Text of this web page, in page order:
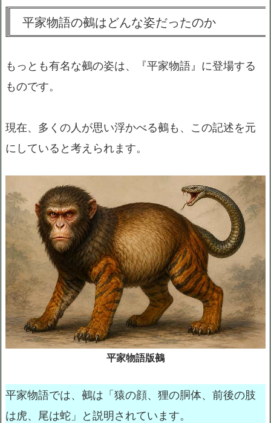
平家物語の鵺はどんな姿だったのか
もっとも有名な鵺の姿は、『平家物語』に登場する
ものです。
現在、多くの人が思い浮かべる鵺も、この記述を元
にしていると考えられます。
平家物語版鵺
平家物語では、鵺は「猿の顔、狸の胴体、前後の肢
は虎、尾は蛇」と説明されています。